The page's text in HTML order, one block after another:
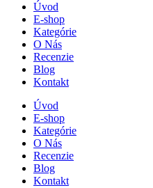
Úvod
E-shop
Kategórie
O Nás
Recenzie
Blog
Kontakt
Úvod
E-shop
Kategórie
O Nás
Recenzie
Blog
Kontakt